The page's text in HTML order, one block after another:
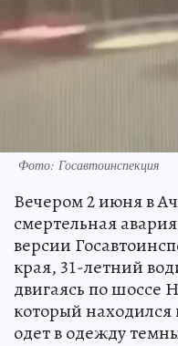
Фото: Госавтоинспекция
Вечером 2 июня в
смертельная
версии
края, 31-летний
двигаясь по шоссе
который
одет в одежду